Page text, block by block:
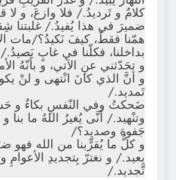
كلامٌ و تَرديدُ./ فلا وازعَ، و لا
ضميرَ في هذا يُفيدُ./ غلبتنا
همّنا فقطْ، كيفَ نَكيدُ؟/مات
بداخلنا، فكلّنا في غابٍ يَصيدُ./
و تحَدّثني عنِ الآتي، و بأنّهُ
و أنَّ الذي كانَ انْتهى و لنْ
تَمديد./
ضَحكتُ وفي النّفسِ بكاءٌ و
وتنْهيد./ أنَّى يُغيرُ اللهُ ما بنا
جَفوة وصديد؟/
و كلُّ ما يُقرٍّبنا من الله فهو
بعيد./ و نغترّ بِتجديدِ الأعوامِ
تَّجديد./